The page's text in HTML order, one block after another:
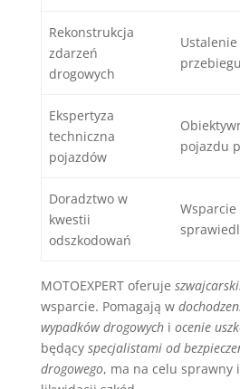
Rekonstrukcja
zdarzeń
drogowych
Ekspertyza
techniczna
pojazdów
pojazdu
Doradztwo w
kwestii
odszkodowań
MOTOEXPERT oferuje
wsparcie. Pomagają w
wypadków drogowychi ocenie
będący specjalistami od
drogowego, ma na celu sprawny